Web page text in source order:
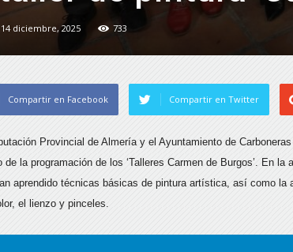
14 diciembre, 2025 733
Compartir en Facebook Compartir en Twitter
Provincial de Almería y el Ayuntamiento de
de la programación de los ‘Talleres Carmen de Burgos’. En
aprendido técnicas básicas de pintura artística, así como la
el lienzo y pinceles.